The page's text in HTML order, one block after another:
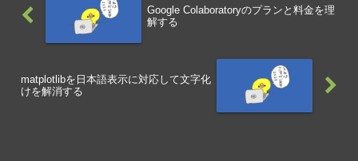
Google Colaboratoryのプランと料金を理
解する
matplotlibを日本語表示に対応して文字化
けを解消する